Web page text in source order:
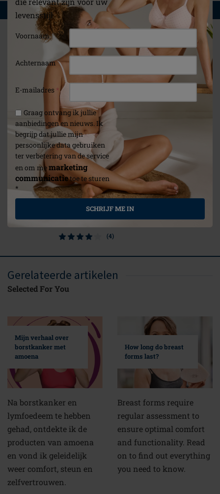
levensstijl
Voornaam
Achternaam
E-mailadres *
Graag ontvang ik jullie
aanbiedingen en nieuws. Ik
begrijp dat jullie mijn
persoonlijke data gebruiken
ter verbetering van de service
en om memarketing
communicatietoe te sturen
*
SCHRIJF ME IN
WAT U OOK ZOU KUNNEN INTERESSEREN
Zelfklevende Tepels
(4)
Gerelateerde artikelen
Selected For You
Mijn verhaal over
borstkanker met
amoena
Na borstkanker en
lymfoedeem te hebben
gehad, ontdekte ik de
producten van amoena
en vond ik geleidelijk
weer comfort, steun en
zelfvertrouwen.
How long do breast
forms last?
Breast forms require
regular assessment to
ensure optimal comfort
and functionality. Read
on to find out everything
you need to know.